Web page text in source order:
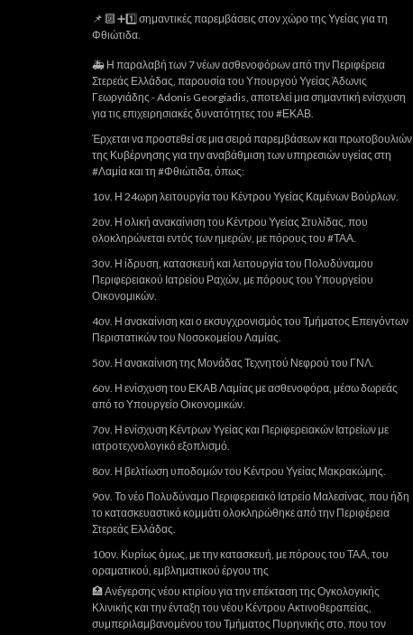
📌 🔟 ➕1️⃣ σημαντικές παρεμβάσεις στον χώρο της Υγείας για τη
Φθιώτιδα.
🚑 Η παραλαβή των 7 νέων ασθενοφόρων από την Περιφέρεια
Στερεάς Ελλάδας, παρουσία του Υπουργού Υγείας Άδωνις
Γεωργιάδης - Adonis Georgiadis, αποτελεί μια σημαντική ενίσχυση
για τις επιχειρησιακές δυνατότητες του #ΕΚΑΒ.
Έρχεται να προστεθεί σε μια σειρά παρεμβάσεων και πρωτοβουλιών
της Κυβέρνησης για την αναβάθμιση των υπηρεσιών υγείας στη
#Λαμία και τη #Φθιώτιδα, όπως:
1ον. Η 24ωρη λειτουργία του Κέντρου Υγείας Καμένων Βούρλων.
2ον. Η ολική ανακαίνιση του Κέντρου Υγείας Στυλίδας, που
ολοκληρώνεται εντός των ημερών, με πόρους του #ΤΑΑ.
3ον. Η ίδρυση, κατασκευή και λειτουργία του Πολυδύναμου
Περιφερειακού Ιατρείου Ραχών, με πόρους του Υπουργείου
Οικονομικών.
4ον. Η ανακαίνιση και ο εκσυγχρονισμός του Τμήματος Επειγόντων
Περιστατικών του Νοσοκομείου Λαμίας.
5ον. Η ανακαίνιση της Μονάδας Τεχνητού Νεφρού του ΓΝΛ.
6ον. Η ενίσχυση του ΕΚΑΒ Λαμίας με ασθενοφόρα, μέσω δωρεάς
από το Υπουργείο Οικονομικών.
7ον. Η ενίσχυση Κέντρων Υγείας και Περιφερειακών Ιατρείων με
ιατροτεχνολογικό εξοπλισμό.
8ον. Η βελτίωση υποδομών του Κέντρου Υγείας Μακρακώμης.
9ον. Το νέο Πολυδύναμο Περιφερειακό Ιατρείο Μαλεσίνας, που ήδη
το κατασκευαστικό κομμάτι ολοκληρώθηκε από την Περιφέρεια
Στερεάς Ελλάδας.
10ον. Κυρίως όμως, με την κατασκευή, με πόρους του ΤΑΑ, του
οραματικού, εμβληματικού έργου της
🏥 Ανέγερσης νέου κτιρίου για την επέκταση της Ογκολογικής
Κλινικής και την ένταξη του νέου Κέντρου Ακτινοθεραπείας,
συμπεριλαμβανομένου του Τμήματος Πυρηνικής στο, που τον